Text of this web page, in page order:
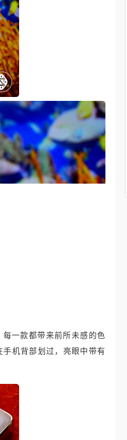
一款都带来前所未感的色
机背部划过，亮眼中带有